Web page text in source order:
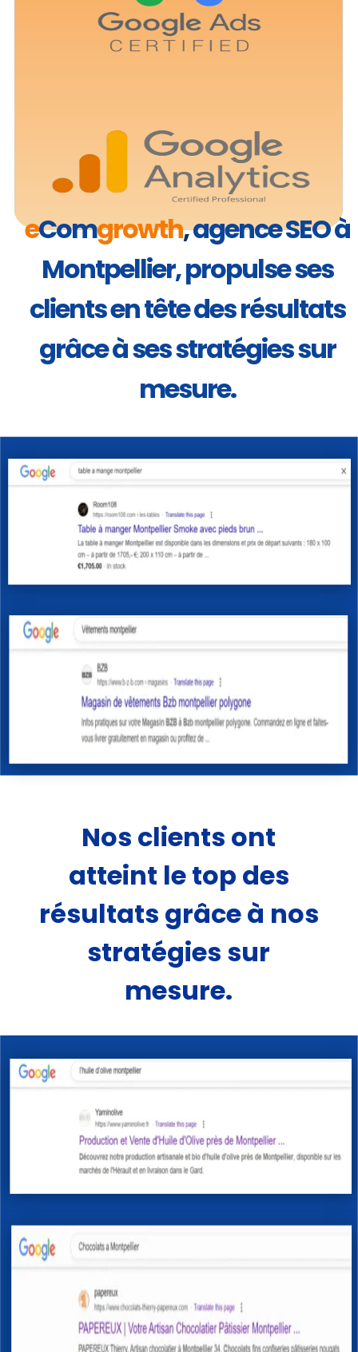
eComgrowth,agence SEO à
Montpellier, propulse ses
clients en tête des résultats
grâce à ses stratégies sur
mesure.
Nos clients ont
atteint le top des
résultats grâce à nos
stratégies sur
mesure.